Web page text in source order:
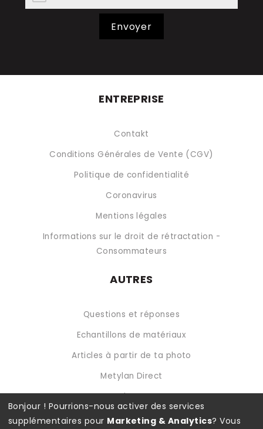
Envoyer
ENTREPRISE
Contakt
Conditions Générales de Vente (CGV)
Politique de confidentialité
Coronavirus
Mentions légales
Informations sur le droit de rétractation -
Consommateurs
AUTRES
Questions et réponses
Echantillons de matériaux
Articles à partir de ta photo
Metylan Direct
Metylan Extra
Modes de paiements disponibles
Bonjour ! Pourrions-nous activer des services
supplémentaires pour Marketing & Analytics? Vous